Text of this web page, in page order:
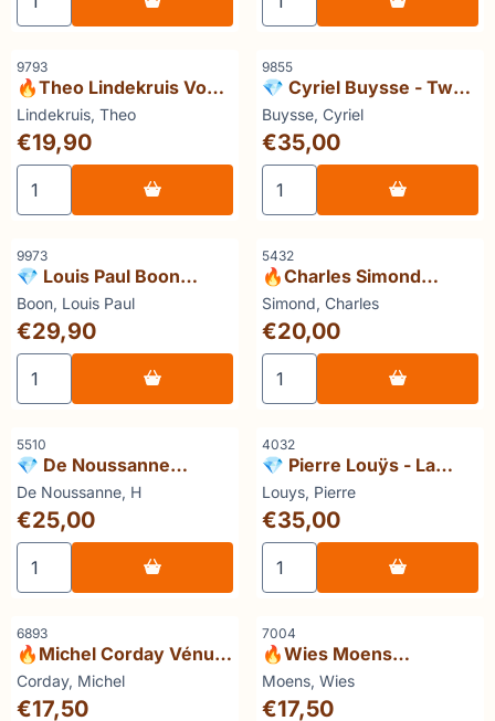
Artikelnummer
9793
🔥Theo Lindekruis Voor
outer en heerd
Merk:
Lindekruis, Theo
Prijs: 19,90
€19,90
Aantal kiezen voor 🔥Theo Lindekruis Voor outer en
Artikelnummer
9855
💎 Cyriel Buysse - Twee
werelden
Merk:
Buysse, Cyriel
Prijs: 35,00
€35,00
Aantal kiezen voor 💎
Artikelnummer
9973
💎 Louis Paul Boon
Fenomenale Feminateek
Merk:
Boon, Louis Paul
Prijs: 29,90
€29,90
Aantal kiezen voor 💎 Louis Paul Boon Fenomenale
Artikelnummer
5432
🔥Charles Simond
L'Allumeur de
réverbères
Merk:
Simond, Charles
Prijs: 20,00
€20,00
Aantal kiezen voor
Artikelnummer
5510
💎 De Noussanne
Jasmin Robba suivi de
Pierrefonds dans
l'histoire
Merk:
De Noussanne, H
Prijs: 25,00
€25,00
Aantal kiezen voor 💎 De Noussanne Jasmin Robba
Artikelnummer
4032
💎 Pierre Louÿs - La
femme et le pantin -
Exemplaire numéroté
Merk:
Louys, Pierre
Prijs: 35,00
€35,00
Aantal kiezen voor 💎
Artikelnummer
6893
🔥Michel Corday Vénus
ou les deux risques
Merk:
Corday, Michel
Prijs: 17,50
€17,50
Artikelnummer
7004
🔥Wies Moens
Celbrieven
Merk:
Moens, Wies
Prijs: 17,50
€17,50